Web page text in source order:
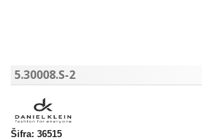
5.30008.S-2
Šifra: 36515